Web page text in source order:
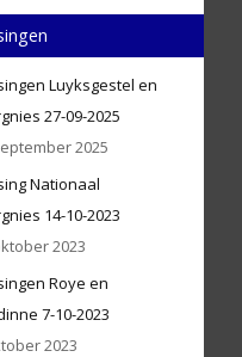
Luyksgestel en
27-09-2025
2025
Nationaal
14-10-2023
2023
Roye en
7-10-2023
2023